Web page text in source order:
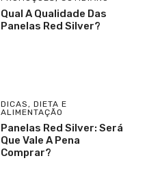
Qual A Qualidade Das
Panelas Red Silver?
DICAS, DIETA E
ALIMENTAÇÃO
Panelas Red Silver: Será
Que Vale A Pena
Comprar?